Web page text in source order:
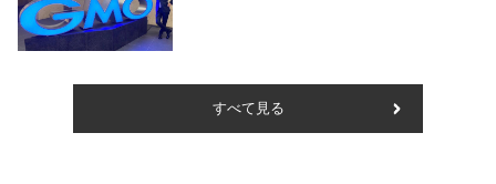
すべて見る